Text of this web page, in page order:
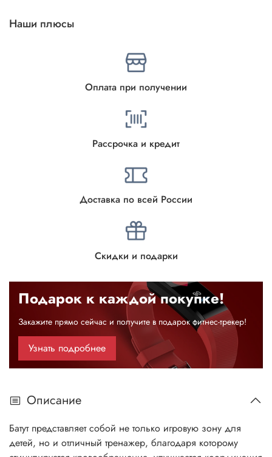
Наши плюсы
Оплата при получении
Рассрочка и кредит
Доставка по всей России
Скидки и подарки
Подарок к каждой покупке!
Закажите прямо сейчас и получите в подарок фитнес-трекер!
Узнать подробнее
Описание
Батут представляет собой не только игровую зону для
детей, но и отличный тренажер, благодаря которому